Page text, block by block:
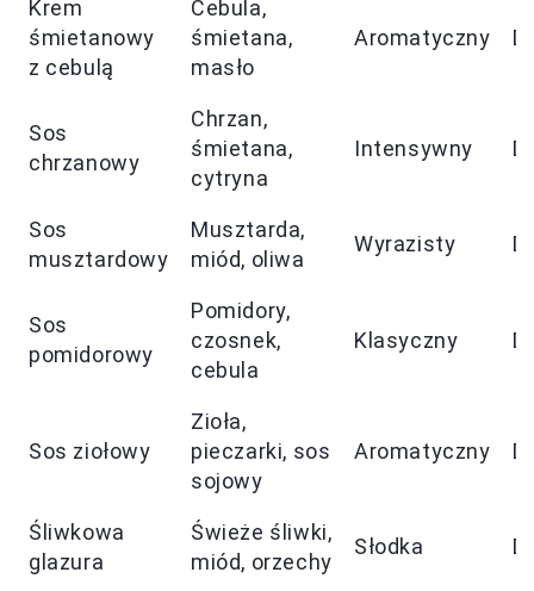
Krem
śmietanowy
z cebulą
Cebula,
śmietana,
masło
Aromatyczny
Sos
chrzanowy
Chrzan,
śmietana,
cytryna
Intensywny
Sos
musztardowy
Musztarda,
miód, oliwa
Wyrazisty
Sos
pomidorowy
Pomidory,
czosnek,
cebula
Klasyczny
Sos ziołowy
Zioła,
pieczarki, sos
sojowy
Aromatyczny
Śliwkowa
glazura
Świeże śliwki,
miód, orzechy
Słodka